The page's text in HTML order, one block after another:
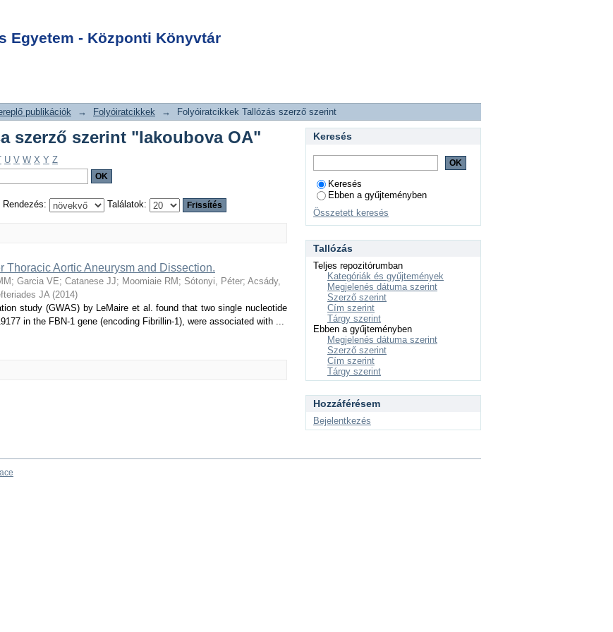
Egyetem - Központi Könyvtár
szerző
publikációk → Folyóiratcikkek → Folyóiratcikkek Tallózás szerző szerint
szerző szerint "Iakoubova OA"
U V W X Y Z
Rendezés: Találatok:
Thoracic Aortic Aneurysm and Dissection.
; Garcia VE; Catanese JJ; Moomiaie RM ; Sótonyi, Péter; Acsády,
JA (2014)
study (GWAS) by LeMaire et al. found that two single nucleotide
in the FBN-1 gene (encoding Fibrillin-1), were associated with ...
Keresés
Keresés
Ebben a gyűjteményben
Összetett keresés
Tallózás
Teljes repozitórumban
Kategóriák és gyűjtemények
Megjelenés dátuma szerint
Szerző szerint
Cím szerint
Tárgy szerint
Ebben a gyűjteményben
Megjelenés dátuma szerint
Szerző szerint
Cím szerint
Tárgy szerint
Hozzáférésem
Bejelentkezés